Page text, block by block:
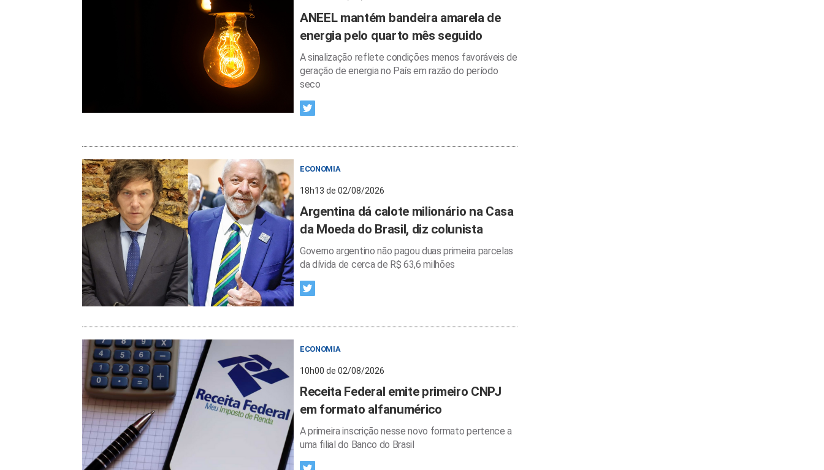
ANEEL mantém bandeira amarela de
energia pelo quarto mês seguido
A sinalização reflete condições menos favoráveis de
geração de energia no País em razão do período
seco
ECONOMIA
18h13 de 02/08/2026
Argentina dá calote milionário na Casa
da Moeda do Brasil, diz colunista
Governo argentino não pagou duas primeira parcelas
da dívida de cerca de R$ 63,6 milhões
ECONOMIA
10h00 de 02/08/2026
Receita Federal emite primeiro CNPJ
em formato alfanumérico
A primeira inscrição nesse novo formato pertence a
uma filial do Banco do Brasil